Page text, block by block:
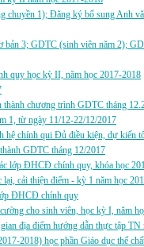
1); Đăng ký bổ sung Anh
bản 3; GDTC (sinh viên năm 2);
quy học kỳ II, năm học 2017-2018
thành chương trình GDTC tháng
1, từ ngày 11/12-22/12/2017
hệ chính qui Đủ điều kiện, dự kiến
GDTC tháng 12/2017
lớp ĐHCĐ chính quy, khóa học
cải thiện điểm - kỳ 1 năm học
ĐHCĐ chính quy
cho sinh viên, học kỳ I, năm
địa điểm hướng dẫn thực tập TN
2018) học phần Giáo dục thể